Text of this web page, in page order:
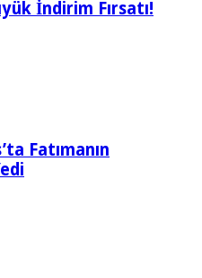
İndirim Fırsatı!
Fatımanın